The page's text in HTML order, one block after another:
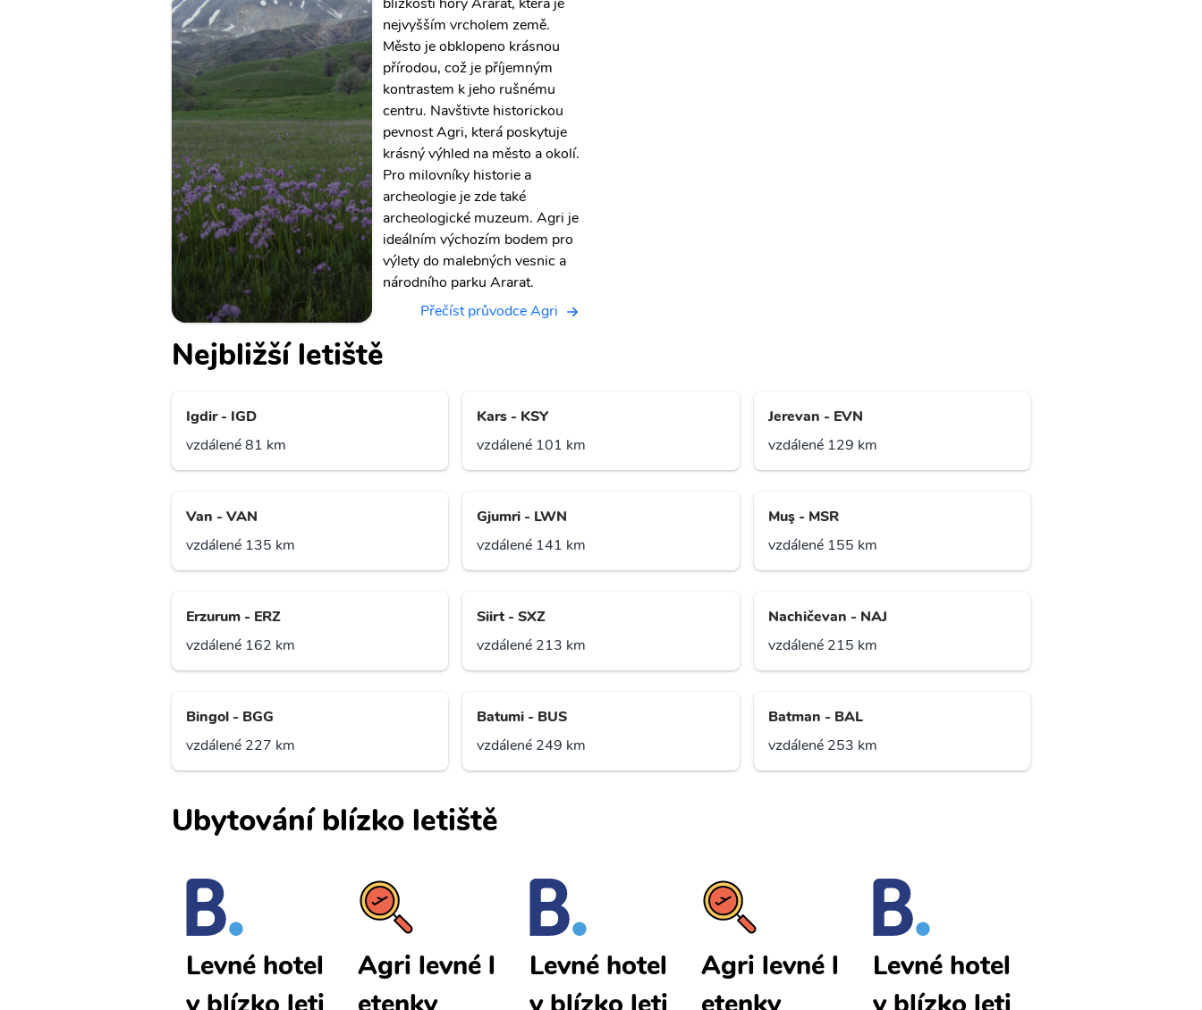
nejvyšším vrcholem země.
Město je obklopeno krásnou
přírodou, což je příjemným
kontrastem k jeho rušnému
centru. Navštivte historickou
pevnost Agri, která poskytuje
krásný výhled na město a okolí.
Pro milovníky historie a
archeologie je zde také
archeologické muzeum. Agri je
ideálním výchozím bodem pro
výlety do malebných vesnic a
národního parku Ararat.
Přečíst průvodce Agri
Nejbližší letiště
Igdir - IGD
vzdálené 81 km
Kars - KSY
vzdálené 101 km
Jerevan - EVN
vzdálené 129 km
Van - VAN
vzdálené 135 km
Gjumri - LWN
vzdálené 141 km
Muş - MSR
vzdálené 155 km
Erzurum - ERZ
vzdálené 162 km
Siirt - SXZ
vzdálené 213 km
Nachičevan - NAJ
vzdálené 215 km
Bingol - BGG
vzdálené 227 km
Batumi - BUS
vzdálené 249 km
Batman - BAL
vzdálené 253 km
Ubytování blízko letiště
Levné hotel
Agri levné l
Levné hotel
Agri levné l
Levné hotel